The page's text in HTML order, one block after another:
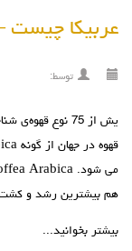
عربیکا چیست
توسط:
هم بیشترین رشد و
بیشتر بخوانید...